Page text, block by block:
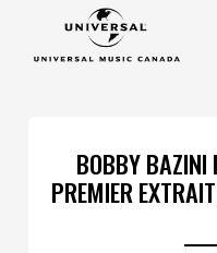
BOBBY BAZINI
PREMIER